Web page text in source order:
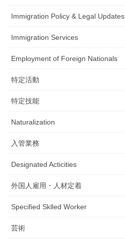
Immigration Policy & Legal Updates
Immigration Services
Employment of Foreign Nationals
特定活動
特定技能
Naturalization
入管業務
Designated Acticities
外国人雇用・人材定着
Specified Sklled Worker
芸術